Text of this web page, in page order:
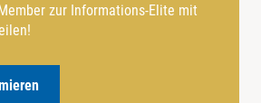
zur Informations-Elite mit